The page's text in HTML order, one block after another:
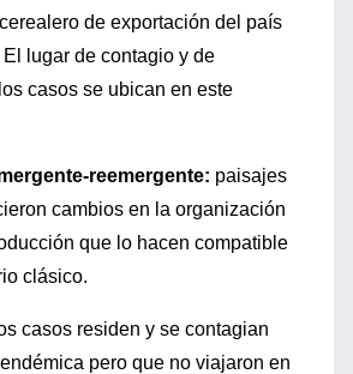
de exportación del país
lugar de contagio y de
casos se ubican en este
reemergente: paisajes
cambios en la organización
que lo hacen compatible
clásico.
casos residen y se contagian
pero que no viajaron en